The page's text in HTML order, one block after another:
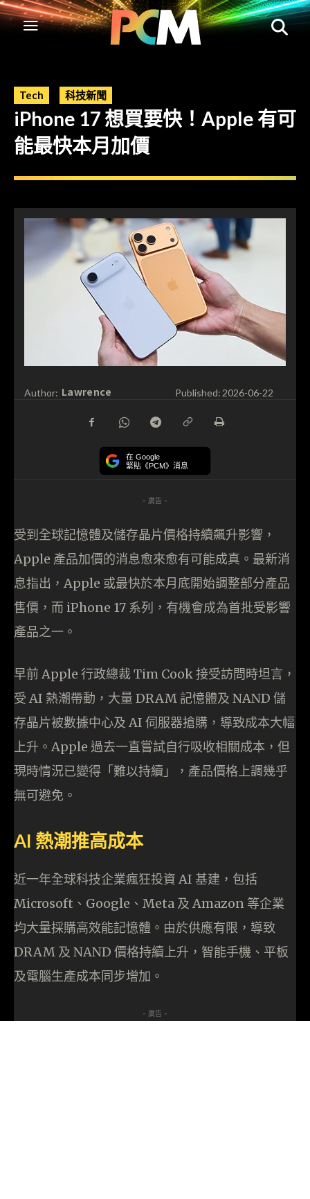
Tech 科技新聞
iPhone 17 想買要快！Apple 有可
能最快本月加價
Author: Lawrence Published: 2026-06-22
在 Google
緊貼《PCM》消息
- 廣告 -
受到全球記憶體及儲存晶片價格持續飆升影響，
Apple 產品加價的消息愈來愈有可能成真。最新消
息指出，Apple 或最快於本月底開始調整部分產品
售價，而 iPhone 17 系列，有機會成為首批受影響
產品之一。
早前 Apple 行政總裁 Tim Cook 接受訪問時坦言，
受 AI 熱潮帶動，大量 DRAM 記憶體及 NAND 儲
存晶片被數據中心及 AI 伺服器搶購，導致成本大幅
上升。Apple 過去一直嘗試自行吸收相關成本，但
現時情況已變得「難以持續」，產品價格上調幾乎
無可避免。
AI 熱潮推高成本
近一年全球科技企業瘋狂投資 AI 基建，包括
Microsoft、Google、Meta 及 Amazon 等企業
均大量採購高效能記憶體。由於供應有限，導致
DRAM 及 NAND 價格持續上升，智能手機、平板
及電腦生產成本同步增加。
- 廣告 -